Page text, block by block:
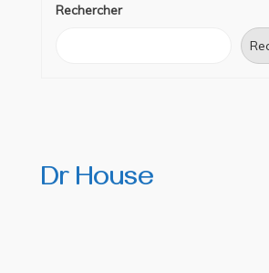
Rechercher
Dr House